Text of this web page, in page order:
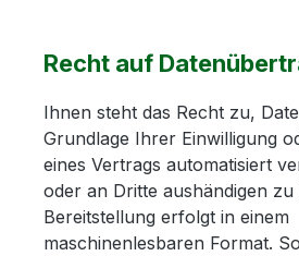
Recht auf
Ihnen steht das Recht zu,
Grundlage Ihrer Einwilligung
eines Vertrags automatisiert
oder an Dritte aushändigen zu
Bereitstellung erfolgt in einem
maschinenlesbaren Format.